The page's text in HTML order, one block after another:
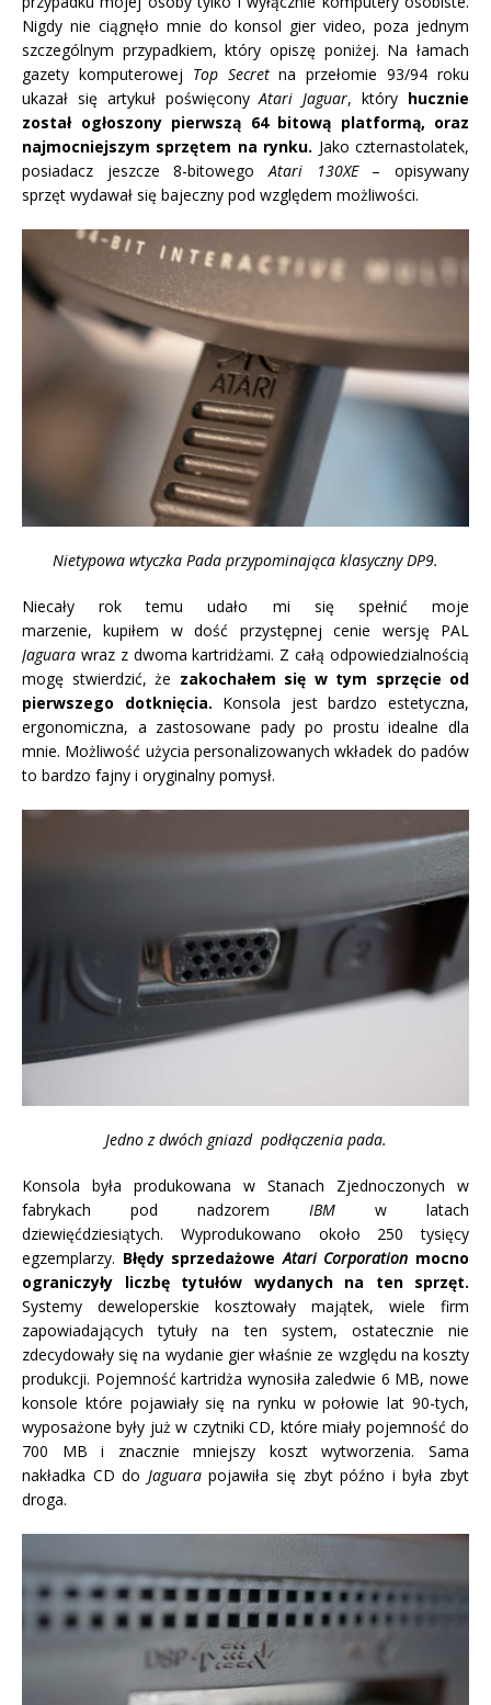
Nigdy nie ciągnęło mnie do konsol gier video, poza jednym
szczególnym przypadkiem, który opiszę poniżej. Na łamach
gazety komputerowej Top Secretna przełomie 93/94 roku
ukazał się artykuł poświęconyAtari Jaguar, który hucznie
został ogłoszony pierwszą 64 bitową platformą, oraz
najmocniejszym sprzętem na rynku. Jako czternastolatek,
posiadacz jeszcze 8-bitowego Atari 130XE– opisywany
sprzęt wydawał się bajeczny pod względem możliwości.
Nietypowa wtyczka Pada przypominająca klasyczny DP9.
Niecały rok temu udało mi się spełnić moje
marzenie, kupiłem w dość przystępnej cenie wersję PAL
Jaguara wraz z dwoma kartridżami. Z całą odpowiedzialnością
mogę stwierdzić, że zakochałem się w tym sprzęcie od
pierwszego dotknięcia. Konsola jest bardzo estetyczna,
ergonomiczna, a zastosowane pady po prostu idealne dla
mnie. Możliwość użycia personalizowanych wkładek do padów
to bardzo fajny i oryginalny pomysł.
Jedno z dwóch gniazd podłączenia pada.
Konsola była produkowana w Stanach Zjednoczonych w
fabrykach pod nadzorem IBM w latach
dziewięćdziesiątych. Wyprodukowano około 250 tysięcy
egzemplarzy. Błędy sprzedażoweAtari Corporation mocno
ograniczyły liczbę tytułów wydanych na ten sprzęt.
Systemy deweloperskie kosztowały majątek, wiele firm
zapowiadających tytuły na ten system, ostatecznie nie
zdecydowały się na wydanie gier właśnie ze względu na koszty
produkcji. Pojemność kartridża wynosiła zaledwie 6 MB, nowe
konsole które pojawiały się na rynku w połowie lat 90-tych,
wyposażone były już w czytniki CD, które miały pojemność do
700 MB i znacznie mniejszy koszt wytworzenia. Sama
nakładka CD do Jaguarapojawiła się zbyt późno i była zbyt
droga.